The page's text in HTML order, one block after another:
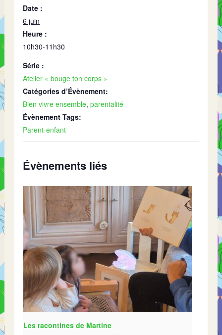
Date :
6 juin
Heure :
10h30-11h30
Série :
Atelier « bouge ton corps »
Catégories d’Évènement:
Bien vivre ensemble,parentalité
Évènement Tags:
Parent-enfant
Évènements liés
Les racontines de Martine